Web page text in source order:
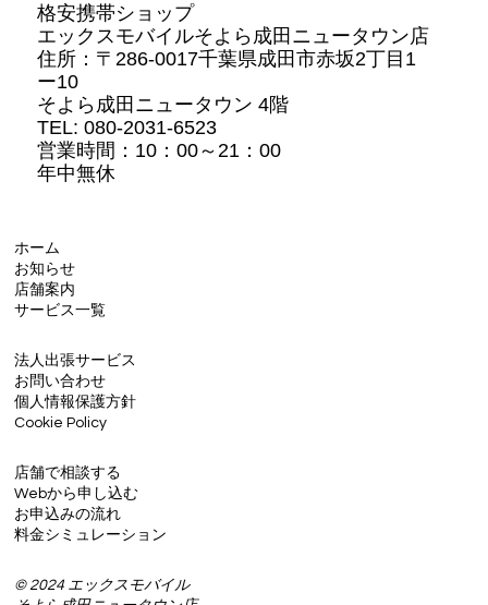
格安携帯ショップ
エックスモバイルそよら成田ニュータウン店
住所： 〒286-0017千葉県成田市赤坂2丁目1
ー10
そよら成田ニュータウン 4階
TEL: 080-2031-6523
営業時間：10：00～21：00
年中無休
ホーム
お知らせ
店舗案内
サービス一覧
法人出張サービス
お問い合わせ
個人情報保護方針
Cookie Policy
店舗で相談する
Webから申し込む
お申込みの流れ
料金シミュレーション
© 2024 エックスモバイル